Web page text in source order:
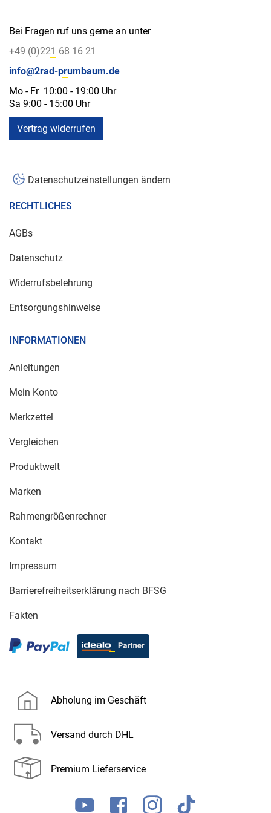
Bei Fragen ruf uns gerne an unter
+49 (0)221 68 16 21
info@2rad-prumbaum.de
Mo - Fr 10:00 - 19:00 Uhr
Sa 9:00 - 15:00 Uhr
Vertrag widerrufen
Datenschutzeinstellungen ändern
RECHTLICHES
AGBs
Datenschutz
Widerrufsbelehrung
Entsorgungshinweise
INFORMATIONEN
Anleitungen
Mein Konto
Merkzettel
Vergleichen
Produktwelt
Marken
Rahmengrößenrechner
Kontakt
Impressum
Barrierefreiheitserklärung nach BFSG
Fakten
Abholung im Geschäft
Versand durch DHL
Premium Lieferservice